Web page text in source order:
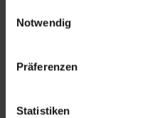
Notwendig
Präferenzen
Statistiken
Tel.:0571 - 597 265 17
Web: www.wb-immobilien.de